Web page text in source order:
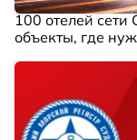
100 отелей сети
объекты, где